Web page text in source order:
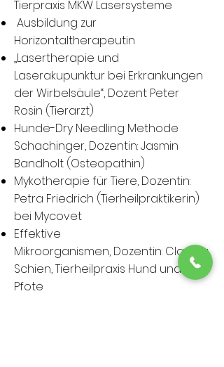
Tierpraxis MKW Lasersysteme
Ausbildung zur
Horizontaltherapeutin
„Lasertherapie und
Laserakupunktur bei Erkrankungen
der Wirbelsäule“, Dozent Peter
Rosin (Tierarzt)
Hunde-Dry Needling Methode
Schachinger, Dozentin: Jasmin
Bandholt (Osteopathin)
Mykotherapie für Tiere, Dozentin:
Petra Friedrich (Tierheilpraktikerin)
bei Mycovet
Effektive
Mikroorganismen, Dozentin: Claudia
Schien, Tierheilpraxis Hund und
Pfote